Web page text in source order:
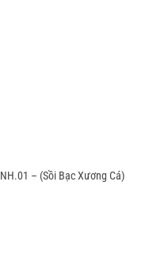
NH.01 – (Sồi Bạc Xương Cá)